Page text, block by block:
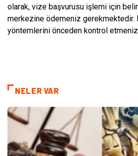
olarak, vize başvurusu işlemi için
merkezine ödemeniz gerekmektedir.
yöntemlerini önceden kontrol
NELER VAR